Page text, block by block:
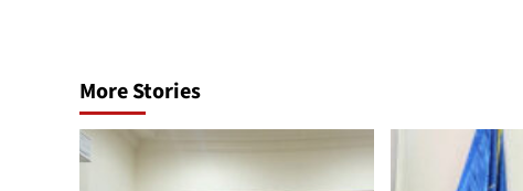
More Stories